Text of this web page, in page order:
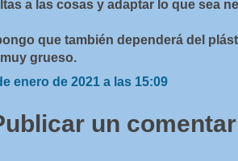
a las cosas y adaptar lo que sea
que también dependerá del
grueso.
enero de 2021 a las 15:09
un